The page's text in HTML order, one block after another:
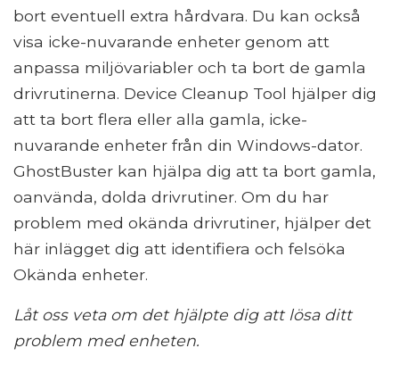
bort eventuell extra hårdvara. Du kan också
visa icke-nuvarande enheter genom att
anpassa miljövariabler och ta bort de gamla
drivrutinerna. Device Cleanup Tool hjälper dig
att ta bort flera eller alla gamla, icke-
nuvarande enheter från din Windows-dator.
GhostBuster kan hjälpa dig att ta bort gamla,
oanvända, dolda drivrutiner. Om du har
problem med okända drivrutiner, hjälper det
här inlägget dig att identifiera och felsöka
Okända enheter.
Låt oss veta om det hjälpte dig att lösa ditt
problem med enheten.